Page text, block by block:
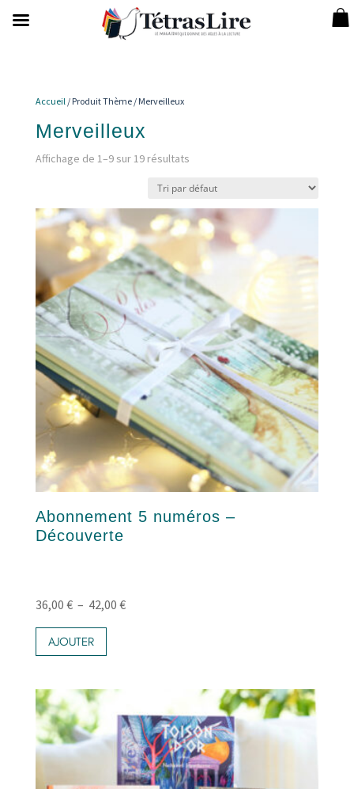
Accueil/ Produit Thème / Merveilleux
Merveilleux
Affichage de 1–9 sur 19 résultats
Abonnement 5 numéros –
Découverte
36,00 € – 42,00 €Plage
42,00 €
AJOUTER
a
options
peuvent
être
choisies